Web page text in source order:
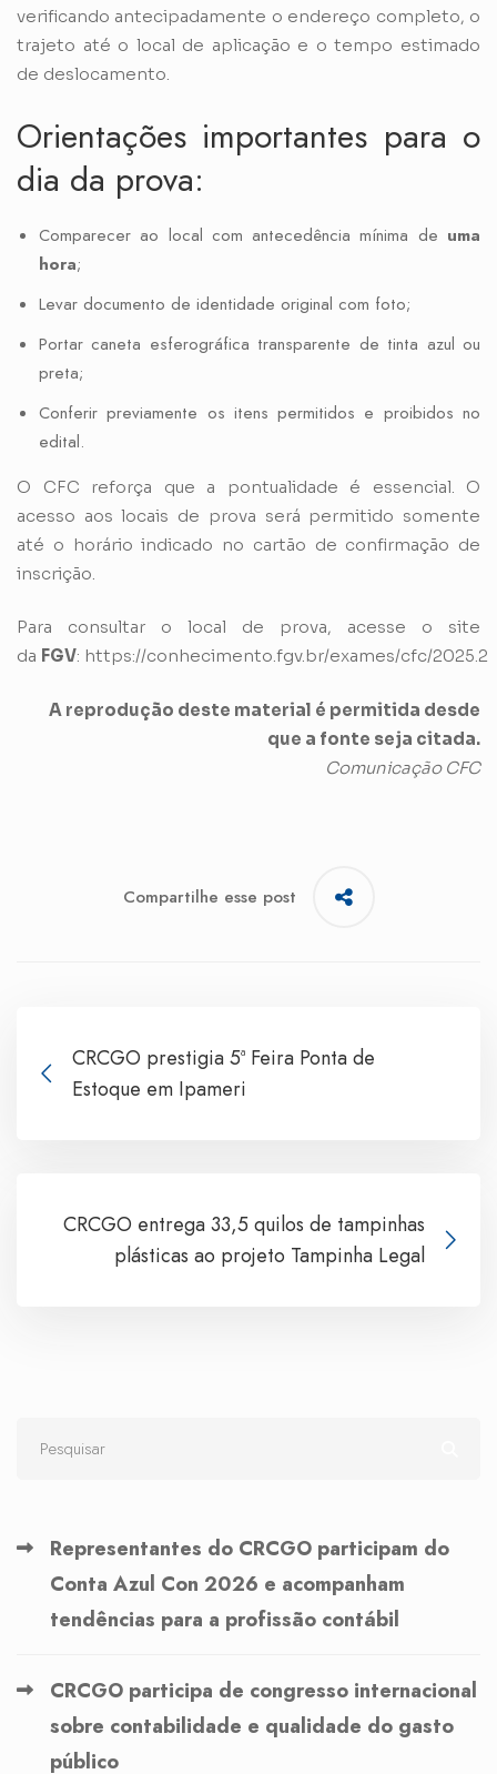
verificando antecipadamente o endereço completo, o
trajeto até o local de aplicação e o tempo estimado
de deslocamento.
Orientações importantes para o
dia da prova:
Comparecer ao local com antecedência mínima de uma
hora;
Levar documento de identidade original com foto;
Portar caneta esferográfica transparente de tinta azul ou
preta;
Conferir previamente os itens permitidos e proibidos no
edital.
O CFC reforça que a pontualidade é essencial. O
acesso aos locais de prova será permitido somente
até o horário indicado no cartão de confirmação de
inscrição.
Para consultar o local de prova, acesse o site
da FGV: https://conhecimento.fgv.br/exames/cfc/2025.2
A reprodução deste material é permitida desde
que a fonte seja citada.
Comunicação CFC
Compartilhe esse post
CRCGO prestigia 5ª Feira Ponta de
Estoque em Ipameri
CRCGO entrega 33,5 quilos de tampinhas
plásticas ao projeto Tampinha Legal
Representantes do CRCGO participam do
Conta Azul Con 2026 e acompanham
tendências para a profissão contábil
CRCGO participa de congresso internacional
sobre contabilidade e qualidade do gasto
público